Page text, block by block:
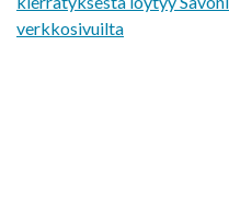
verkkosivuilta